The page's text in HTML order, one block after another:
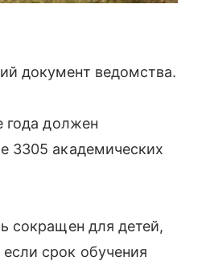
документ ведомства.
года должен
3305 академических
сокращен для детей,
срок обучения